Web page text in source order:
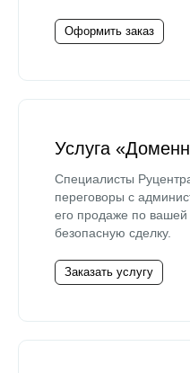
Оформить заказ
Услуга
Специалисты
переговоры с
его продаже по вашей
безопасную сделку.
Заказать услугу